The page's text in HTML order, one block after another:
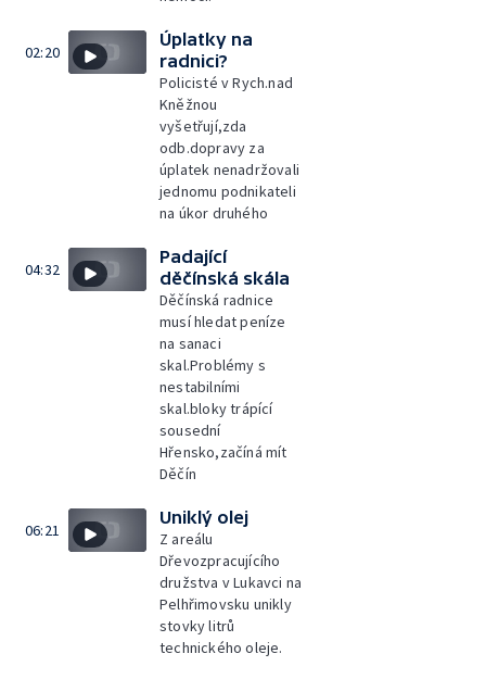
02:20
Úplatky na
radnici?
Policisté v Rych.nad
Kněžnou
vyšetřují,zda
odb.dopravy za
úplatek nenadržovali
jednomu podnikateli
na úkor druhého
04:32
Padající
děčínská skála
Děčínská radnice
musí hledat peníze
na sanaci
skal.Problémy s
nestabilními
skal.bloky trápící
sousední
Hřensko,začíná mít
Děčín
06:21
Uniklý olej
Z areálu
Dřevozpracujícího
družstva v Lukavci na
Pelhřimovsku unikly
stovky litrů
technického oleje.